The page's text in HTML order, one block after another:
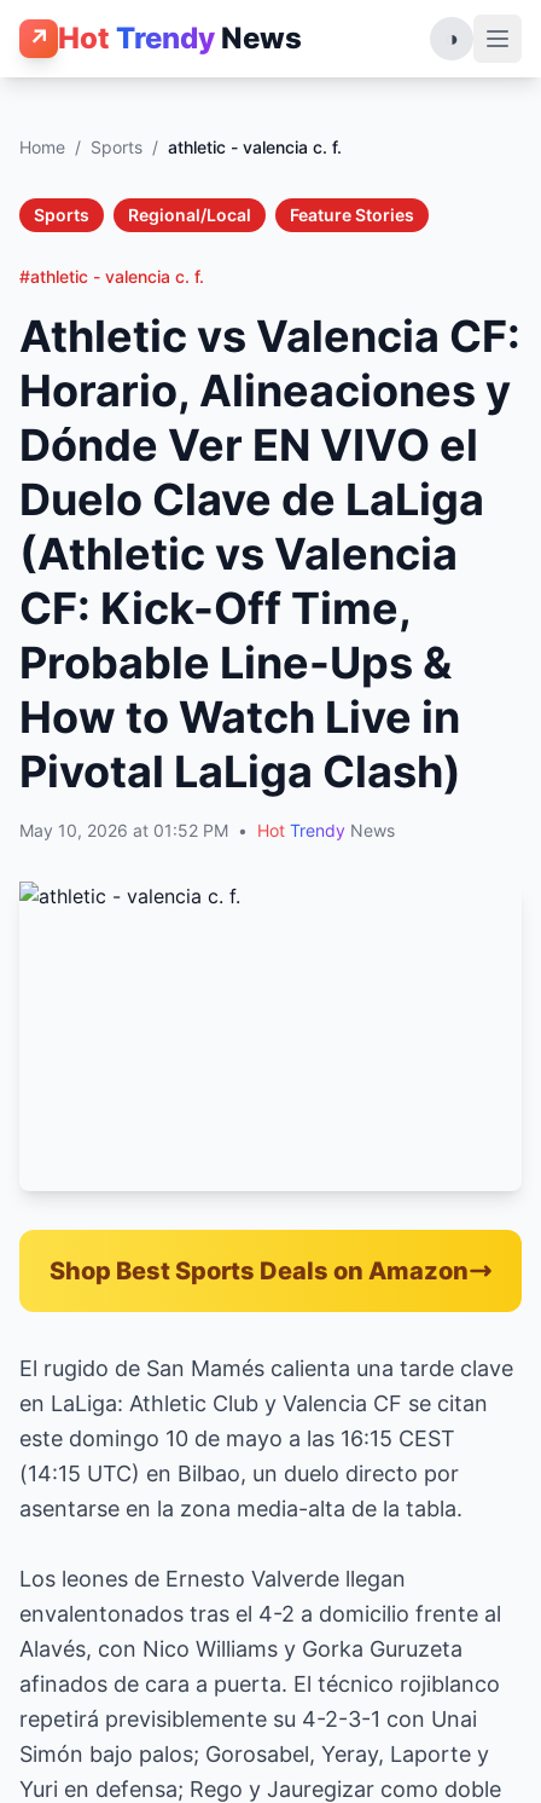
↗ Hot Trendy News ◑
Home / Sports / athletic - valencia c. f.
Sports Regional/Local Feature Stories
#athletic - valencia c. f.
Athletic vs Valencia CF:
Horario, Alineaciones y
Dónde Ver EN VIVO el
Duelo Clave de LaLiga
(Athletic vs Valencia
CF: Kick-Off Time,
Probable Line-Ups &
How to Watch Live in
Pivotal LaLiga Clash)
May 10, 2026 at 01:52 PM • Hot Trendy News
Shop Best Sports Deals on Amazon
El rugido de San Mamés calienta una tarde clave
en LaLiga: Athletic Club y Valencia CF se citan
este domingo 10 de mayo a las 16:15 CEST
(14:15 UTC) en Bilbao, un duelo directo por
asentarse en la zona media-alta de la tabla.
Los leones de Ernesto Valverde llegan
envalentonados tras el 4-2 a domicilio frente al
Alavés, con Nico Williams y Gorka Guruzeta
afinados de cara a puerta. El técnico rojiblanco
repetirá previsiblemente su 4-2-3-1 con Unai
Simón bajo palos; Gorosabel, Yeray, Laporte y
Yuri en defensa; Rego y Jauregizar como doble